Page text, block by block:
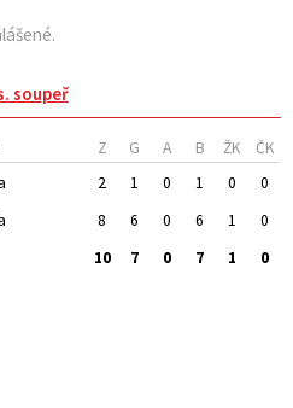
soupeř
Z G A B ŽK
ČK
2 1 0 1 0
0
8 6 0 6 1
0
10 7 0 7 1 0